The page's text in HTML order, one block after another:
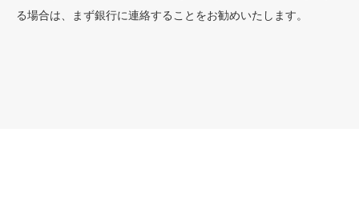
る場合は、まず銀行に連絡することをお勧めいたします。